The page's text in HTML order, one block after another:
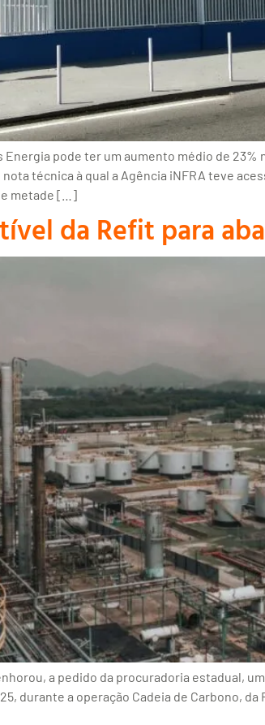
Energia pode ter um aumento médio de
técnica à qual a Agência iNFRA teve
metade […]
da Refit para
a pedido da procuradoria estadual,
durante a operação Cadeia de Carbono, da